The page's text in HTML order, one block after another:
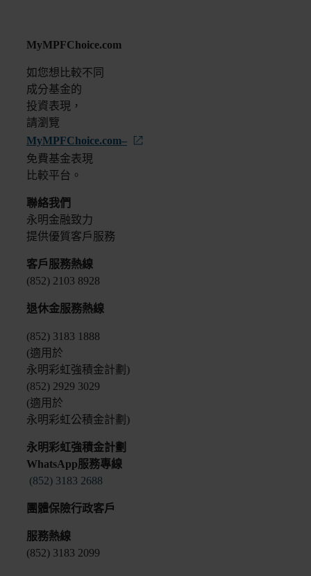
MyMPFChoice.com
如您想比較不同
成分基金的
投資表現，
請瀏覽
MyMPFChoice.com–
免費基金表現
比較平台。
聯絡我們
永明金融致力
提供優質客戶服務
客戶服務熱線
(852) 2103 8928
退休金服務熱線
(852) 3183 1888
(適用於
永明彩虹強積金計劃)
(852) 2929 3029
(適用於
永明彩虹公積金計劃)
永明彩虹強積金計劃
WhatsApp服務專線
(852) 3183 2688
團體保險行政客戶
服務熱線
(852) 3183 2099